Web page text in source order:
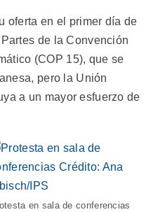
oferta en el primer día de
de la Convención
(COP 15), que se
pero la Unión
a un mayor esfuerzo de
en sala de conferencias